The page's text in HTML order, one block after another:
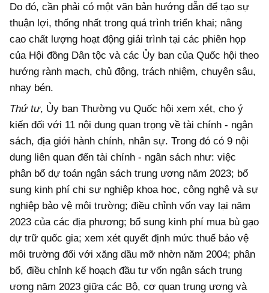
Do đó, cần phải có một văn bản hướng dẫn để tạo sự
thuận lợi, thống nhất trong quá trình triển khai; nâng
cao chất lượng hoạt động giải trình tại các phiên họp
của Hội đồng Dân tộc và các Ủy ban của Quốc hội theo
hướng rành mạch, chủ động, trách nhiệm, chuyên sâu,
nhạy bén.
Thứ tư, Ủy ban Thường vụ Quốc hội xem xét, cho ý
kiến đối với 11 nội dung quan trọng về tài chính - ngân
sách, địa giới hành chính, nhân sự. Trong đó có 9 nội
dung liên quan đến tài chính - ngân sách như: việc
phân bổ dự toán ngân sách trung ương năm 2023; bổ
sung kinh phí chi sự nghiệp khoa học, công nghệ và sự
nghiệp bảo vệ môi trường; điều chỉnh vốn vay lại năm
2023 của các địa phương; bổ sung kinh phí mua bù gạo
dự trữ quốc gia; xem xét quyết định mức thuế bảo vệ
môi trường đối với xăng dầu mỡ nhờn năm 2004; phân
bổ, điều chỉnh kế hoạch đầu tư vốn ngân sách trung
ương năm 2023 giữa các Bộ, cơ quan trung ương và